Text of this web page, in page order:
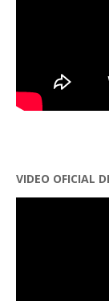
VIDEO OFICIAL